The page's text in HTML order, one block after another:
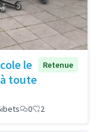
le
toute
Retenue
0 2